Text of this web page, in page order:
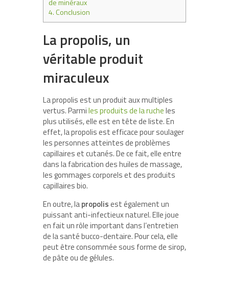
de minéraux
4.Conclusion
La propolis, un
véritable produit
miraculeux
La propolis est un produit aux multiples
vertus. Parmiles produits de la rucheles
plus utilisés, elle est en tête de liste. En
effet, la propolis est efficace pour soulager
les personnes atteintes de problèmes
capillaires et cutanés. De ce fait, elle entre
dans la fabrication des huiles de massage,
les gommages corporels et des produits
capillaires bio.
En outre, lapropolisest également un
puissant anti-infectieux naturel. Elle joue
en fait un rôle important dans l’entretien
de la santé bucco-dentaire. Pour cela, elle
peut être consommée sous forme de sirop,
de pâte ou de gélules.